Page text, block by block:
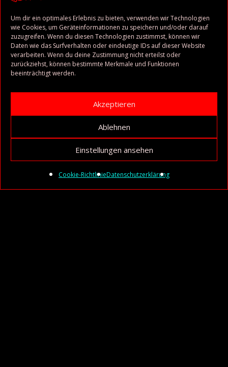
Um dir ein optimales Erlebnis zu bieten, verwenden wir Technologien
wie Cookies, um Geräteinformationen zu speichern und/oder darauf
zuzugreifen. Wenn du diesen Technologien zustimmst, können wir
Daten wie das Surfverhalten oder eindeutige IDs auf dieser Website
verarbeiten. Wenn du deine Zustimmung nicht erteilst oder
zurückziehst, können bestimmte Merkmale und Funktionen
beeinträchtigt werden.
Akzeptieren
Ablehnen
Einstellungen ansehen
Cookie-RichtlinieDatenschutzerklärung